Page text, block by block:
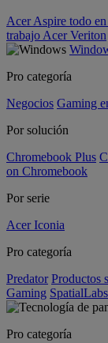
Acer Aspire todo
trabajo Acer Veriton
Pro categoría
Negocios Gaming
Por solución
Chromebook Plus
on Chromebook
Por serie
Acer Iconia
Pro categoría
Predator Productos
Gaming
Pro categoría